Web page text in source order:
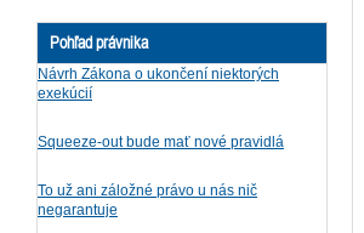
Pohľad právnika
Návrh Zákona o ukončení niektorých
exekúcií
Squeeze-out bude mať nové pravidlá
To už ani záložné právo u nás nič
negarantuje